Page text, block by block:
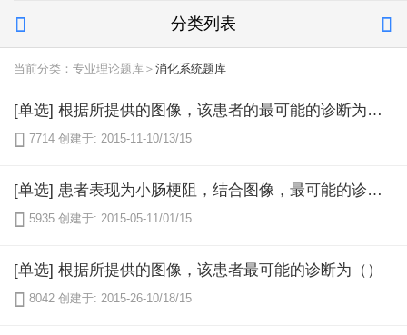
 分类列表 
当前分类：专业理论题库＞ 消化系统题库
[单选] 根据所提供的图像，该患者的最可能的诊断为直肠（）
 7714 创建于: 2015-11-10/13/15
[单选] 患者表现为小肠梗阻，结合图像，最可能的诊断为（）
 5935 创建于: 2015-05-11/01/15
[单选] 根据所提供的图像，该患者最可能的诊断为（）
 8042 创建于: 2015-26-10/18/15